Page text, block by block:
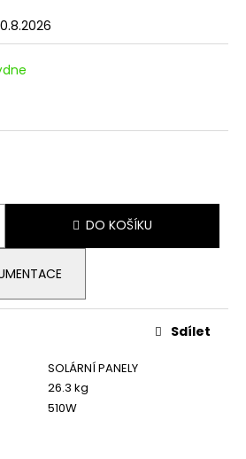
DO KOŠÍKU
SOLÁRNÍ PANELY
26.3 kg
510W
Sdílet